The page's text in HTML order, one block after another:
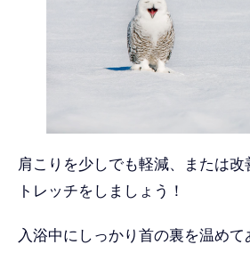
肩こりを少しでも軽減、または改
トレッチをしましょう！
入浴中にしっかり首の裏を温めて